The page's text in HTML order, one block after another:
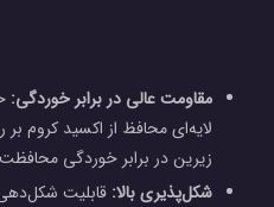
مقاومت عالی در برابر خوردگی:
لایه‌ای محافظ از اکسید کروم
زیرین در برابر خوردگی
شکل‌پذیری بالا: